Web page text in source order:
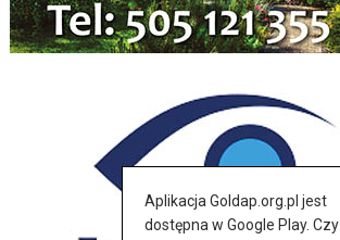
Aplikacja Goldap.org.pl jest
dostępna w Google Play. Czy